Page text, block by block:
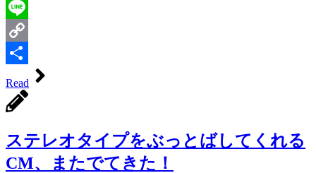
Evernote
Line
Copy
有
Read
ステレオタイプをぶっとばしてくれる
CM、またでてきた！